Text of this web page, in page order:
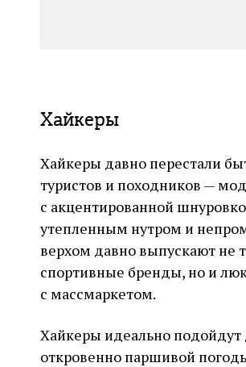
Хайкеры
Хайкеры давно перестали
туристов и походников —
с акцентированной
утепленным нутром и
верхом давно выпускают не
спортивные бренды, но и
с массмаркетом.
Хайкеры идеально подойдут
откровенно паршивой